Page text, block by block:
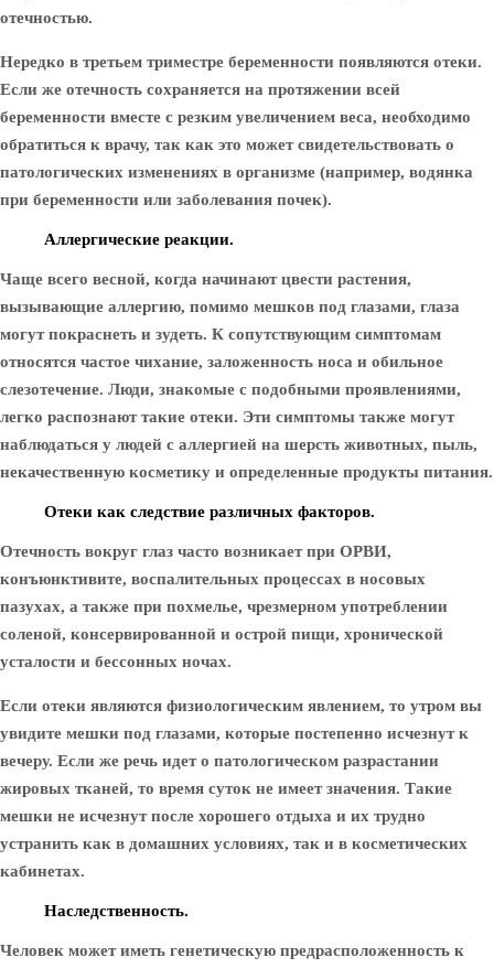
отечностью.
Нередко в третьем триместре беременности появляются отеки.
Если же отечность сохраняется на протяжении всей
беременности вместе с резким увеличением веса, необходимо
обратиться к врачу, так как это может свидетельствовать о
патологических изменениях в организме (например, водянка
при беременности или заболевания почек).
Аллергические реакции.
Чаще всего весной, когда начинают цвести растения,
вызывающие аллергию, помимо мешков под глазами, глаза
могут покраснеть и зудеть. К сопутствующим симптомам
относятся частое чихание, заложенность носа и обильное
слезотечение. Люди, знакомые с подобными проявлениями,
легко распознают такие отеки. Эти симптомы также могут
наблюдаться у людей с аллергией на шерсть животных, пыль,
некачественную косметику и определенные продукты питания.
Отеки как следствие различных факторов.
Отечность вокруг глаз часто возникает при ОРВИ,
конъюнктивите, воспалительных процессах в носовых
пазухах, а также при похмелье, чрезмерном употреблении
соленой, консервированной и острой пищи, хронической
усталости и бессонных ночах.
Если отеки являются физиологическим явлением, то утром вы
увидите мешки под глазами, которые постепенно исчезнут к
вечеру. Если же речь идет о патологическом разрастании
жировых тканей, то время суток не имеет значения. Такие
мешки не исчезнут после хорошего отдыха и их трудно
устранить как в домашних условиях, так и в косметических
кабинетах.
Наследственность.
Человек может иметь генетическую предрасположенность к